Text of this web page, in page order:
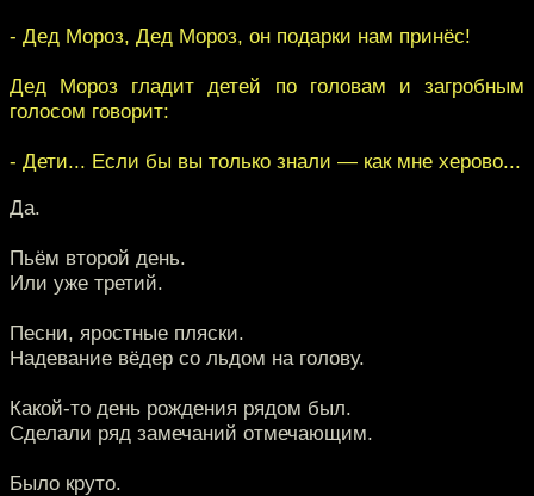
- Дед Мороз, Дед Мороз, он подарки нам принёс!
Дед Мороз гладит детей по головам и загробным
голосом говорит:
- Дети... Если бы вы только знали — как мне херово...
Да.
Пьём второй день.
Или уже третий.
Песни, яростные пляски.
Надевание вёдер со льдом на голову.
Какой-то день рождения рядом был.
Сделали ряд замечаний отмечающим.
Было круто.